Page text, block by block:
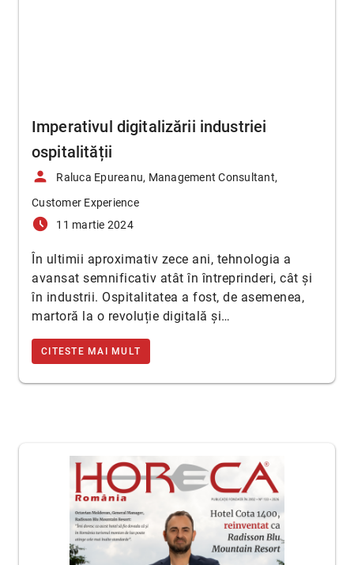
Imperativul digitalizării industriei
ospitalității
person
Raluca Epureanu, Management Consultant,
Customer Experience
access_time_filled 11 martie 2024
În ultimii aproximativ zece ani, tehnologia a
avansat semnificativ atât în întreprinderi, cât și
în industrii. Ospitalitatea a fost, de asemenea,
martoră la o revoluție digitală și…
CITESTE MAI MULT